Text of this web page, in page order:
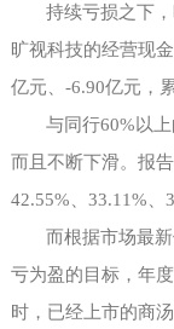
持续亏损之下
旷视科技的经营现
亿元、-6.90亿元，
与同行60%以
而且不断下滑。报
42.55%、33.11%、
而根据市场最
亏为盈的目标，年
时，已经上市的商